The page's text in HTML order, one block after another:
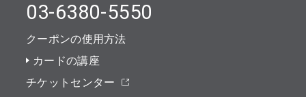
03-6380-5550
クーポンの使用方法
カードの講座
チケットセンター